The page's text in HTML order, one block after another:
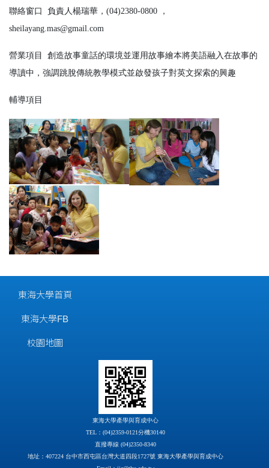
聯絡窗口
負責人楊瑞華，(04)2380-0800 ，
sheilayang.mas@gmail.com
營業項目
創造故事童話的環境並運用故事繪本將美語融入在故事的
導讀中，強調跳脫傳統教學模式並啟發孩子對英文探索的興趣
輔導項目
東海大學首頁
東海大學FB
校園地圖
東海大學產學與育成中心
TEL：(04)2359-0121分機30140
直撥專線 (04)2350-8340
地址：407224 台中市西屯區台灣大道四段1727號 東海大學產學與育成中心